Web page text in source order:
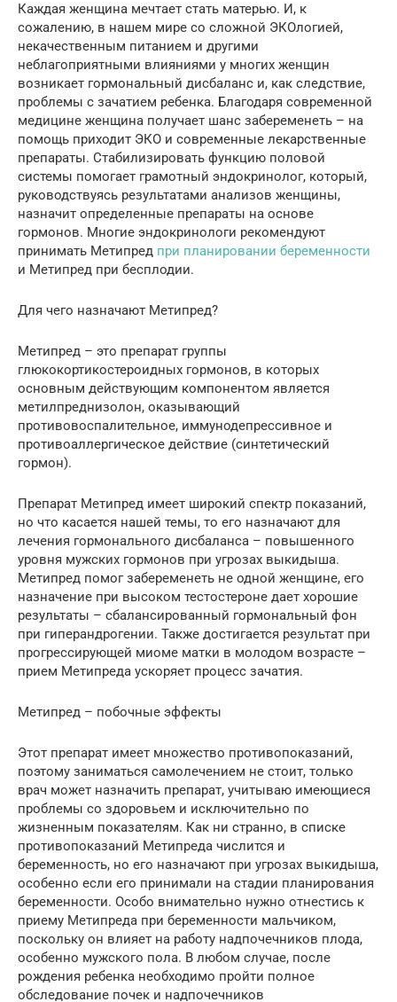
Каждая женщина мечтает стать матерью. И, к
сожалению, в нашем мире со сложной ЭКОлогией,
некачественным питанием и другими
неблагоприятными влияниями у многих женщин
возникает гормональный дисбаланс и, как следствие,
проблемы с зачатием ребенка. Благодаря современной
медицине женщина получает шанс забеременеть – на
помощь приходит ЭКО и современные лекарственные
препараты. Стабилизировать функцию половой
системы помогает грамотный эндокринолог, который,
руководствуясь результатами анализов женщины,
назначит определенные препараты на основе
гормонов. Многие эндокринологи рекомендуют
принимать Метипред при планировании беременности
и Метипред при бесплодии.
Для чего назначают Метипред?
Метипред – это препарат группы
глюкокортикостероидных гормонов, в которых
основным действующим компонентом является
метилпреднизолон, оказывающий
противовоспалительное, иммунодепрессивное и
противоаллергическое действие (синтетический
гормон).
Препарат Метипред имеет широкий спектр показаний,
но что касается нашей темы, то его назначают для
лечения гормонального дисбаланса – повышенного
уровня мужских гормонов при угрозах выкидыша.
Метипред помог забеременеть не одной женщине, его
назначение при высоком тестостероне дает хорошие
результаты – сбалансированный гормональный фон
при гиперандрогении. Также достигается результат при
прогрессирующей миоме матки в молодом возрасте –
прием Метипреда ускоряет процесс зачатия.
Метипред – побочные эффекты
Этот препарат имеет множество противопоказаний,
поэтому заниматься самолечением не стоит, только
врач может назначить препарат, учитываю имеющиеся
проблемы со здоровьем и исключительно по
жизненным показателям. Как ни странно, в списке
противопоказаний Метипреда числится и
беременность, но его назначают при угрозах выкидыша,
особенно если его принимали на стадии планирования
беременности. Особо внимательно нужно отнестись к
приему Метипреда при беременности мальчиком,
поскольку он влияет на работу надпочечников плода,
особенно мужского пола. В любом случае, после
рождения ребенка необходимо пройти полное
обследование почек и надпочечников